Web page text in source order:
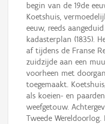
begin van de 19de
Koetshuis,
eeuw, reeds
kadasterplan (1835).
af tijdens de Franse
zuidzijde aan een
voorheen met
toegemaakt.
als koeien- en
weefgetouw.
Tweede